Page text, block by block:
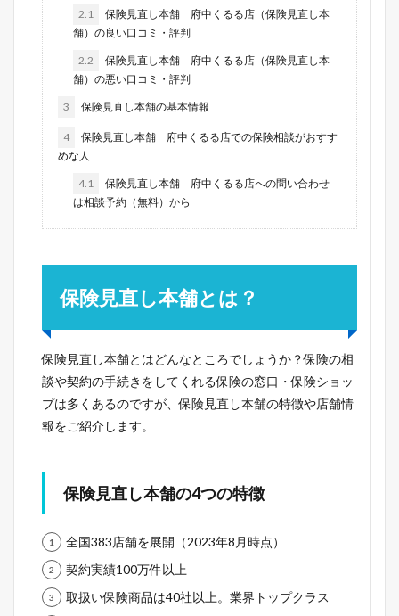
2.1
保険見直し本舗 府中くるる店（保険見直し本
舗）の良い口コミ・評判
2.2
保険見直し本舗 府中くるる店（保険見直し本
舗）の悪い口コミ・評判
3 保険見直し本舗の基本情報
4
保険見直し本舗 府中くるる店での保険相談がおすす
めな人
4.1
保険見直し本舗 府中くるる店への問い合わせ
は相談予約（無料）から
保険見直し本舗とは？
保険見直し本舗とはどんなところでしょうか？保険の相
談や契約の手続きをしてくれる保険の窓口・保険ショッ
プは多くあるのですが、保険見直し本舗の特徴や店舗情
報をご紹介します。
保険見直し本舗の4つの特徴
全国383店舗を展開（2023年8月時点）
契約実績100万件以上
取扱い保険商品は40社以上。業界トップクラス